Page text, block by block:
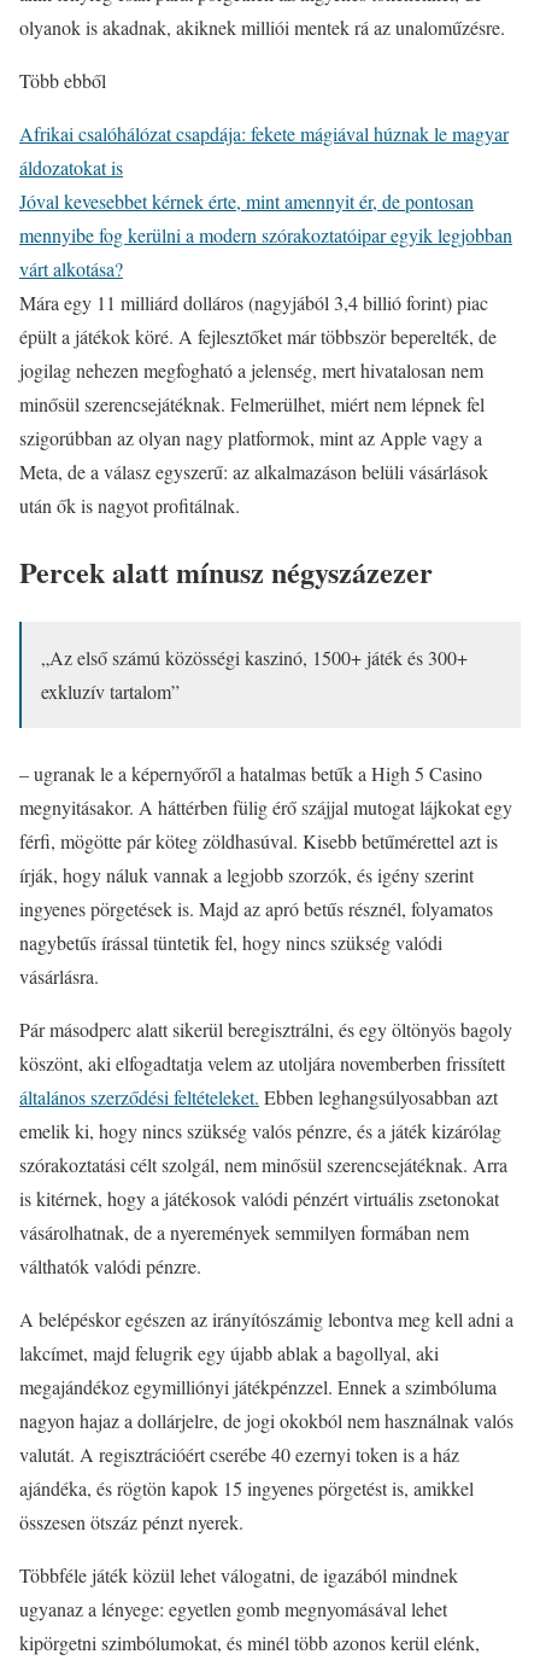
olyanok is akadnak, akiknek milliói mentek rá az unaloműzésre.
Több ebből
Afrikai csalóhálózat csapdája: fekete mágiával húznak le magyar
áldozatokat is
Jóval kevesebbet kérnek érte, mint amennyit ér, de pontosan
mennyibe fog kerülni a modern szórakoztatóipar egyik legjobban
várt alkotása?
Mára egy 11 milliárd dolláros (nagyjából 3,4 billió forint) piac
épült a játékok köré. A fejlesztőket már többször beperelték, de
jogilag nehezen megfogható a jelenség, mert hivatalosan nem
minősül szerencsejátéknak. Felmerülhet, miért nem lépnek fel
szigorúbban az olyan nagy platformok, mint az Apple vagy a
Meta, de a válasz egyszerű: az alkalmazáson belüli vásárlások
után ők is nagyot profitálnak.
Percek alatt mínusz négyszázezer
„Az első számú közösségi kaszinó, 1500+ játék és 300+
exkluzív tartalom”
– ugranak le a képernyőről a hatalmas betűk a High 5 Casino
megnyitásakor. A háttérben fülig érő szájjal mutogat lájkokat egy
férfi, mögötte pár köteg zöldhasúval. Kisebb betűmérettel azt is
írják, hogy náluk vannak a legjobb szorzók, és igény szerint
ingyenes pörgetések is. Majd az apró betűs résznél, folyamatos
nagybetűs írással tüntetik fel, hogy nincs szükség valódi
vásárlásra.
Pár másodperc alatt sikerül beregisztrálni, és egy öltönyös bagoly
köszönt, aki elfogadtatja velem az utoljára novemberben frissített
általános szerződési feltételeket. Ebben leghangsúlyosabban azt
emelik ki, hogy nincs szükség valós pénzre, és a játék kizárólag
szórakoztatási célt szolgál, nem minősül szerencsejátéknak. Arra
is kitérnek, hogy a játékosok valódi pénzért virtuális zsetonokat
vásárolhatnak, de a nyeremények semmilyen formában nem
válthatók valódi pénzre.
A belépéskor egészen az irányítószámig lebontva meg kell adni a
lakcímet, majd felugrik egy újabb ablak a bagollyal, aki
megajándékoz egymilliónyi játékpénzzel. Ennek a szimbóluma
nagyon hajaz a dollárjelre, de jogi okokból nem használnak valós
valutát. A regisztrációért cserébe 40 ezernyi token is a ház
ajándéka, és rögtön kapok 15 ingyenes pörgetést is, amikkel
összesen ötszáz pénzt nyerek.
Többféle játék közül lehet válogatni, de igazából mindnek
ugyanaz a lényege: egyetlen gomb megnyomásával lehet
kipörgetni szimbólumokat, és minél több azonos kerül elénk,